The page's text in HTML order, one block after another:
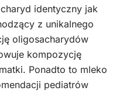
identyczny jak
z unikalnego
oligosacharydów
kompozycję
Ponadto to mleko
pediatrów